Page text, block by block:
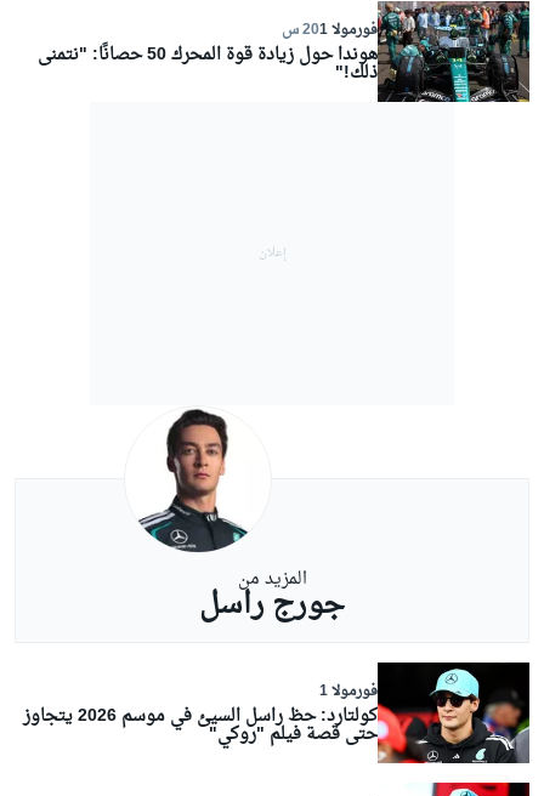
فورمولا 1 20 س
هوندا حول زيادة قوة المحرك 50 حصانًا: "نتمنى
ذلك!"
المزيد من
جورج راسل
فورمولا 1
كولتارد: حظ راسل السيئ في موسم 2026 يتجاوز
حتى قصة فيلم "روكي"